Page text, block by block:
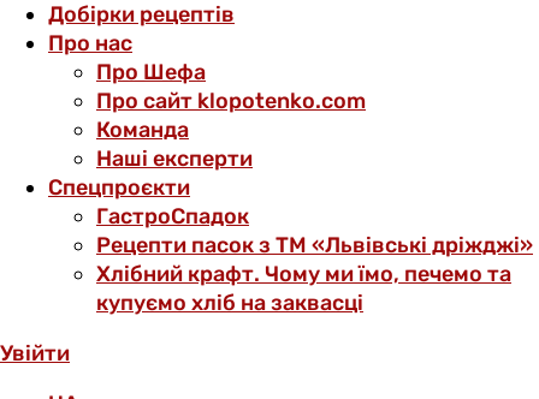
Добірки рецептів
Про нас
Про Шефа
Про сайт klopotenko.com
Команда
Наші експерти
Спецпроєкти
ГастроСпадок
Рецепти пасок з ТМ «Львівські дріжджі»
Хлібний крафт. Чому ми їмо, печемо та
купуємо хліб на заквасці
Увійти